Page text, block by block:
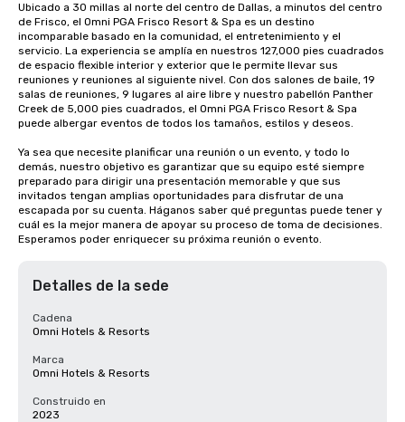
Ubicado a 30 millas al norte del centro de Dallas, a minutos del centro
de Frisco, el Omni PGA Frisco Resort & Spa es un destino
incomparable basado en la comunidad, el entretenimiento y el
servicio. La experiencia se amplía en nuestros 127,000 pies cuadrados
de espacio flexible interior y exterior que le permite llevar sus
reuniones y reuniones al siguiente nivel. Con dos salones de baile, 19
salas de reuniones, 9 lugares al aire libre y nuestro pabellón Panther
Creek de 5,000 pies cuadrados, el Omni PGA Frisco Resort & Spa
puede albergar eventos de todos los tamaños, estilos y deseos.
Ya sea que necesite planificar una reunión o un evento, y todo lo
demás, nuestro objetivo es garantizar que su equipo esté siempre
preparado para dirigir una presentación memorable y que sus
invitados tengan amplias oportunidades para disfrutar de una
escapada por su cuenta. Háganos saber qué preguntas puede tener y
cuál es la mejor manera de apoyar su proceso de toma de decisiones.
Esperamos poder enriquecer su próxima reunión o evento.
Detalles de la sede
Cadena
Omni Hotels & Resorts
Marca
Omni Hotels & Resorts
Construido en
2023